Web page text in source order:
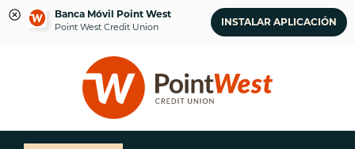
Banca Móvil Point West
Point West Credit Union INSTALAR APLICACIÓN
sesión
¿Qué
podemos
ayudarte
a